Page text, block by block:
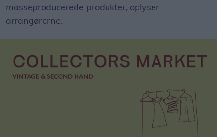
masseproducerede produkter, oplyser
arrangørerne.